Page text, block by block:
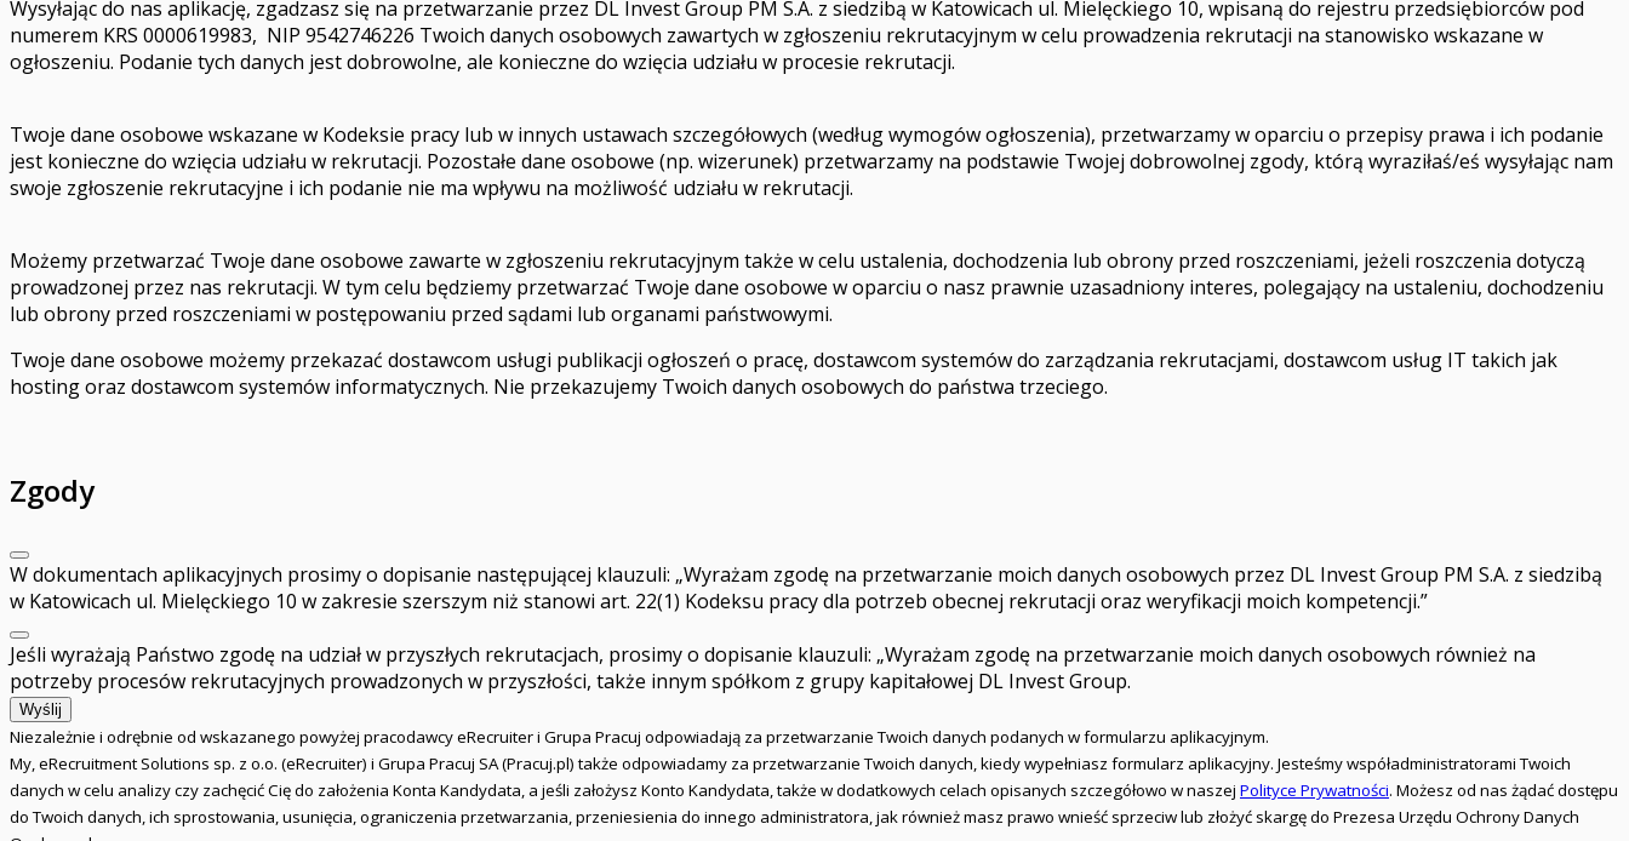
Wysyłając do nas aplikację, zgadzasz się na przetwarzanie przez DL Invest Group PM S.A. z siedzibą w Katowicach ul. Mielęckiego 10, wpisaną do rejestru przedsiębiorców pod
numerem KRS 0000619983, NIP 9542746226 Twoich danych osobowych zawartych w zgłoszeniu rekrutacyjnym w celu prowadzenia rekrutacji na stanowisko wskazane w
ogłoszeniu. Podanie tych danych jest dobrowolne, ale konieczne do wzięcia udziału w procesie rekrutacji.
Twoje dane osobowe wskazane w Kodeksie pracy lub w innych ustawach szczegółowych (według wymogów ogłoszenia), przetwarzamy w oparciu o przepisy prawa i ich podanie
jest konieczne do wzięcia udziału w rekrutacji. Pozostałe dane osobowe (np. wizerunek) przetwarzamy na podstawie Twojej dobrowolnej zgody, którą wyraziłaś/eś wysyłając nam
swoje zgłoszenie rekrutacyjne i ich podanie nie ma wpływu na możliwość udziału w rekrutacji.
Możemy przetwarzać Twoje dane osobowe zawarte w zgłoszeniu rekrutacyjnym także w celu ustalenia, dochodzenia lub obrony przed roszczeniami, jeżeli roszczenia dotyczą
prowadzonej przez nas rekrutacji. W tym celu będziemy przetwarzać Twoje dane osobowe w oparciu o nasz prawnie uzasadniony interes, polegający na ustaleniu, dochodzeniu
lub obrony przed roszczeniami w postępowaniu przed sądami lub organami państwowymi.
Twoje dane osobowe możemy przekazać dostawcom usługi publikacji ogłoszeń o pracę, dostawcom systemów do zarządzania rekrutacjami, dostawcom usług IT takich jak
hosting oraz dostawcom systemów informatycznych. Nie przekazujemy Twoich danych osobowych do państwa trzeciego.
Zgody
W dokumentach aplikacyjnych prosimy o dopisanie następującej klauzuli: „Wyrażam zgodę na przetwarzanie moich danych osobowych przez DL Invest Group PM S.A. z siedzibą
w Katowicach ul. Mielęckiego 10 w zakresie szerszym niż stanowi art. 22(1) Kodeksu pracy dla potrzeb obecnej rekrutacji oraz weryfikacji moich kompetencji.”
Jeśli wyrażają Państwo zgodę na udział w przyszłych rekrutacjach, prosimy o dopisanie klauzuli: „Wyrażam zgodę na przetwarzanie moich danych osobowych również na
potrzeby procesów rekrutacyjnych prowadzonych w przyszłości, także innym spółkom z grupy kapitałowej DL Invest Group.
Wyślij
Niezależnie i odrębnie od wskazanego powyżej pracodawcy eRecruiter i Grupa Pracuj odpowiadają za przetwarzanie Twoich danych podanych w formularzu aplikacyjnym.
My, eRecruitment Solutions sp. z o.o. (eRecruiter) i Grupa Pracuj SA (Pracuj.pl) także odpowiadamy za przetwarzanie Twoich danych, kiedy wypełniasz formularz aplikacyjny. Jesteśmy współadministratorami Twoich
danych w celu analizy czy zachęcić Cię do założenia Konta Kandydata, a jeśli założysz Konto Kandydata, także w dodatkowych celach opisanych szczegółowo w naszej Polityce Prywatności. Możesz od nas żądać dostępu
do Twoich danych, ich sprostowania, usunięcia, ograniczenia przetwarzania, przeniesienia do innego administratora, jak również masz prawo wnieść sprzeciw lub złożyć skargę do Prezesa Urzędu Ochrony Danych